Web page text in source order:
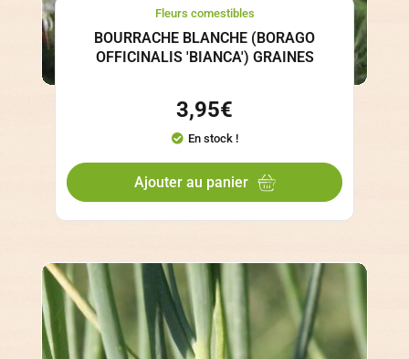
Fleurs comestibles
BOURRACHE BLANCHE (BORAGO
OFFICINALIS 'BIANCA') GRAINES
3,95€
En stock !
Ajouter au panier